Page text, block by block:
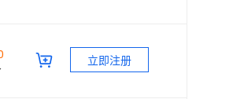
立即注册